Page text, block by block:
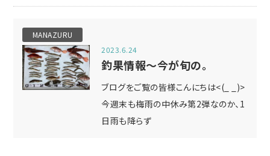
MANAZURU
2023.6.24
釣果情報～今が旬の。
ブログをご覧の皆様こんにちは<(_ _)>
今週末も梅雨の中休み第2弾なのか、1
日雨も降らず